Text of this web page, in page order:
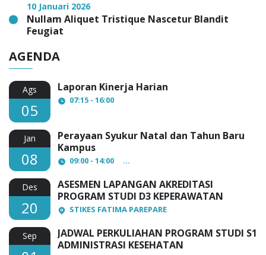
10 Januari 2026
Nullam Aliquet Tristique Nascetur Blandit
Feugiat
AGENDA
Ags
05
Laporan Kinerja Harian
07:15 - 16:00
Jan
08
Perayaan Syukur Natal dan Tahun Baru
Kampus
09:00 - 14:00
Des
20
ASESMEN LAPANGAN AKREDITASI
PROGRAM STUDI D3 KEPERAWATAN
STIKES FATIMA PAREPARE
Sep
JADWAL PERKULIAHAN PROGRAM STUDI S1
ADMINISTRASI KESEHATAN